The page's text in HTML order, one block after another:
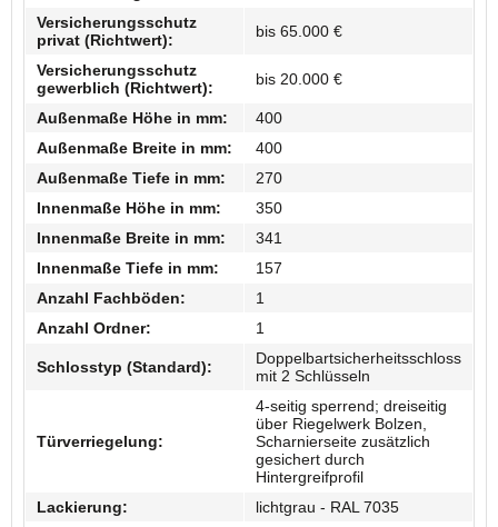
Versicherungsschutz
privat (Richtwert):
bis 65.000 €
Versicherungsschutz
gewerblich (Richtwert):
bis 20.000 €
Außenmaße Höhe in mm:
400
Außenmaße Breite in mm:
400
Außenmaße Tiefe in mm:
270
Innenmaße Höhe in mm:
350
Innenmaße Breite in mm:
341
Innenmaße Tiefe in mm:
157
Anzahl Fachböden:
1
Anzahl Ordner:
1
Schlosstyp (Standard):
Doppelbartsicherheitsschloss
mit 2 Schlüsseln
Türverriegelung:
4-seitig sperrend; dreiseitig
über Riegelwerk Bolzen,
Scharnierseite zusätzlich
gesichert durch
Hintergreifprofil
Lackierung:
lichtgrau - RAL 7035